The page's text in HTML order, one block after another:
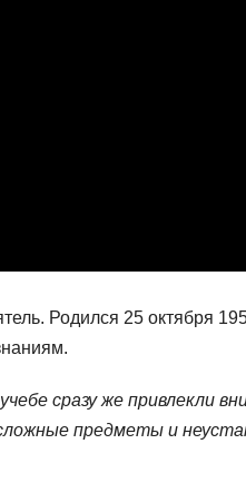
Родился 25 октября
сразу же привлекли
предметы и